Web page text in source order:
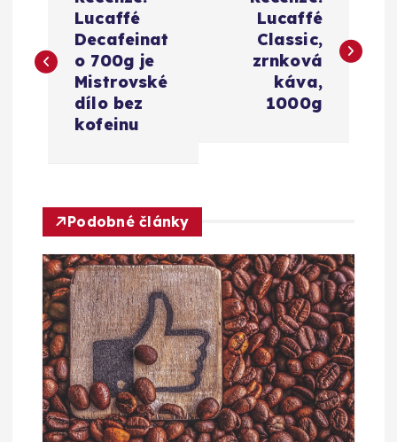
v
a
c
e
p
r
o
Lucaffé
Decafeinat
o 700g je
Mistrovské
dílo bez
kofeinu
Lucaffé
Classic,
zrnková
káva,
1000g
Podobné články